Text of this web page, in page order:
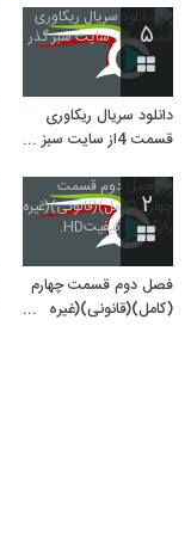
۵
دانلود سریال ریکاوری
قسمت 4از سایت سبز
۲
فصل دوم قسمت چهارم
(کامل)(قانونی)(غیره